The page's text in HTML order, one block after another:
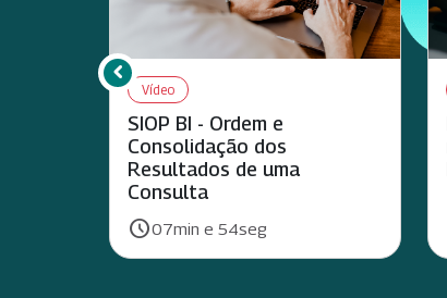
Vídeo
SIOP BI - Ordem e
Consolidação dos
Resultados de uma
Consulta
Duração:
schedule07min e 54seg
Rolar para esquerda
chevron_left